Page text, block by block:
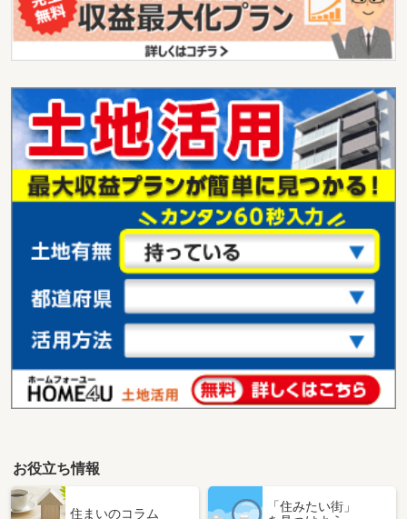
お役立ち情報
住まいのコラム
「住みたい街」